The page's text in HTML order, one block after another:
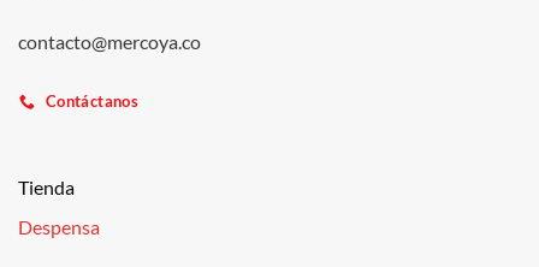
contacto@mercoya.co
Contáctanos
Tienda
Despensa